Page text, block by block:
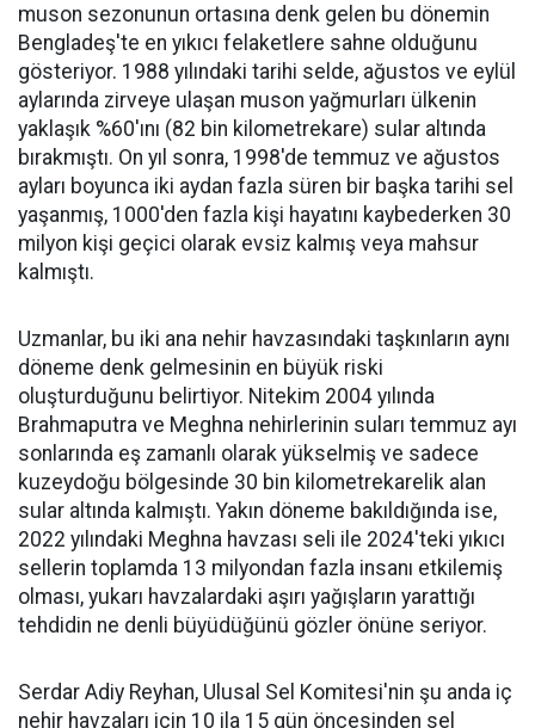
muson sezonunun ortasına denk gelen bu dönemin
Bengladeş'te en yıkıcı felaketlere sahne olduğunu
gösteriyor. 1988 yılındaki tarihi selde, ağustos ve eylül
aylarında zirveye ulaşan muson yağmurları ülkenin
yaklaşık %60'ını (82 bin kilometrekare) sular altında
bırakmıştı. On yıl sonra, 1998'de temmuz ve ağustos
ayları boyunca iki aydan fazla süren bir başka tarihi sel
yaşanmış, 1000'den fazla kişi hayatını kaybederken 30
milyon kişi geçici olarak evsiz kalmış veya mahsur
kalmıştı.
Uzmanlar, bu iki ana nehir havzasındaki taşkınların aynı
döneme denk gelmesinin en büyük riski
oluşturduğunu belirtiyor. Nitekim 2004 yılında
Brahmaputra ve Meghna nehirlerinin suları temmuz ayı
sonlarında eş zamanlı olarak yükselmiş ve sadece
kuzeydoğu bölgesinde 30 bin kilometrekarelik alan
sular altında kalmıştı. Yakın döneme bakıldığında ise,
2022 yılındaki Meghna havzası seli ile 2024'teki yıkıcı
sellerin toplamda 13 milyondan fazla insanı etkilemiş
olması, yukarı havzalardaki aşırı yağışların yarattığı
tehdidin ne denli büyüdüğünü gözler önüne seriyor.
Serdar Adiy Reyhan, Ulusal Sel Komitesi'nin şu anda iç
nehir havzaları için 10 ila 15 gün öncesinden sel